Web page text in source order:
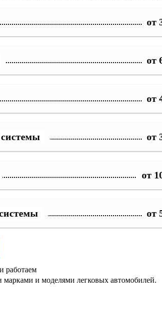
от
от
от
от
от
от
работаем
марками и моделями легковых автомобилей.